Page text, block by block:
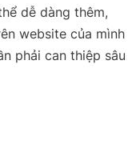
dễ dàng thêm,
website của mình
phải can thiệp sâu